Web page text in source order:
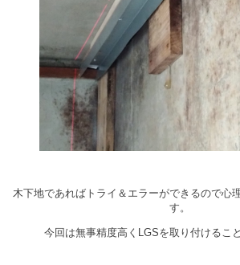
木下地であればトライ＆エラーができるので心
す。
今回は無事精度高くLGSを取り付けるこ